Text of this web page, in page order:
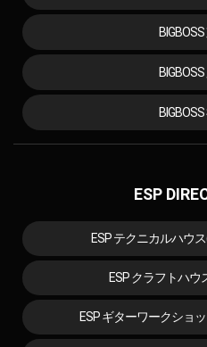
ESP
ESP テクニカルハウ
ESP クラフトハウ
ESP ギターワークショ